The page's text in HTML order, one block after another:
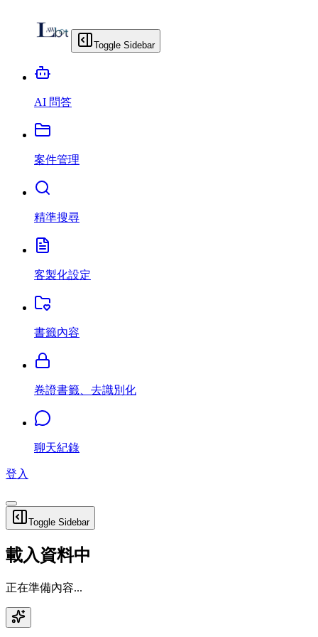
Toggle Sidebar
AI 問答
案件管理
精準搜尋
客製化設定
書籤內容
卷證書籤、去識別化
聊天紀錄
登入
Toggle Sidebar
載入資料中
正在準備內容...